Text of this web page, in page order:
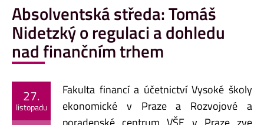
Absolventská středa: Tomáš
Nidetzký o regulaci a dohledu
nad finančním trhem
27.
listopadu
Fakulta financí a účetnictví Vysoké školy
ekonomické v Praze a Rozvojové a